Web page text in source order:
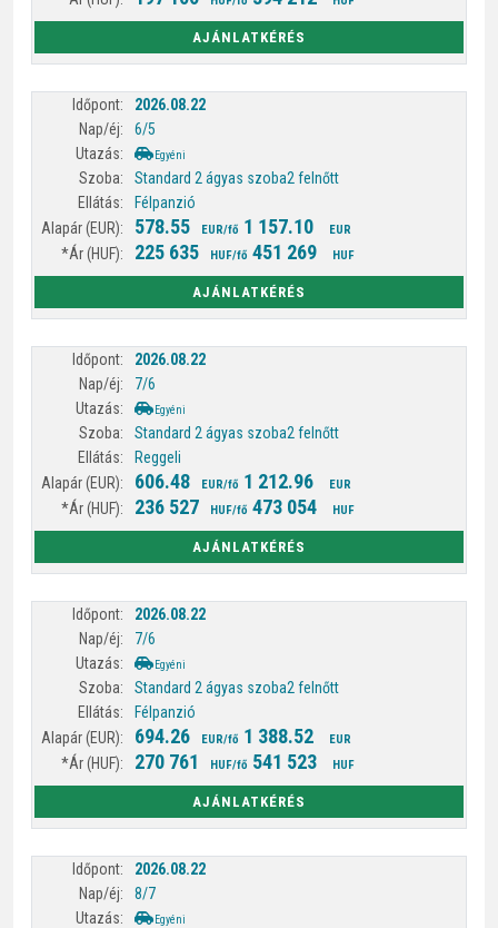
AJÁNLATKÉRÉS
2026.08.22
6/5
Egyéni
Standard 2 ágyas szoba2 felnőtt
Félpanzió
578.55 EUR/fő 1 157.10 EUR
225 635 HUF/fő 451 269 HUF
AJÁNLATKÉRÉS
2026.08.22
7/6
Egyéni
Standard 2 ágyas szoba2 felnőtt
Reggeli
606.48 EUR/fő 1 212.96 EUR
236 527 HUF/fő 473 054 HUF
AJÁNLATKÉRÉS
2026.08.22
7/6
Egyéni
Standard 2 ágyas szoba2 felnőtt
Félpanzió
694.26 EUR/fő 1 388.52 EUR
270 761 HUF/fő 541 523 HUF
AJÁNLATKÉRÉS
2026.08.22
8/7
Egyéni